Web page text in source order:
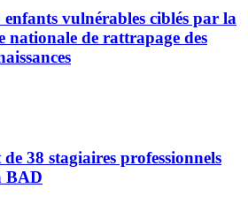
enfants vulnérables ciblés par la
nationale de rattrapage des
38 stagiaires professionnels
BAD